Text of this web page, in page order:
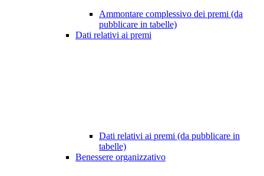
Ammontare complessivo dei premi (da
pubblicare in tabelle)
Dati relativi ai premi
Dati relativi ai premi (da pubblicare in
tabelle)
Benessere organizzativo